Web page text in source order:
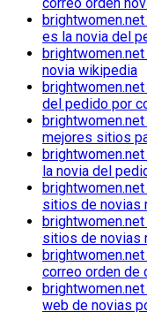
correo orden
es la novia del
novia wikipedia
del pedido por
mejores sitios
la novia del
sitios de novias
sitios de novias
correo orden de
web de novias